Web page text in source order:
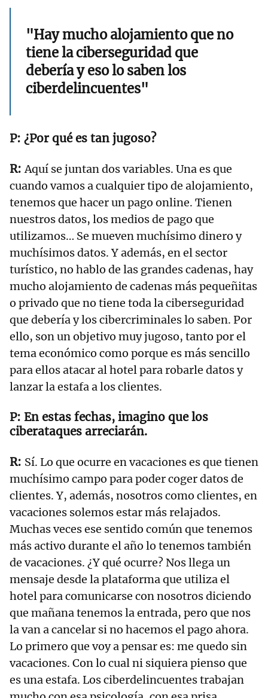
"Hay mucho alojamiento que no
tiene la ciberseguridad que
debería y eso lo saben los
ciberdelincuentes"
¿Por qué es tan jugoso?
Aquí se juntan dos variables. Una es que
cuando vamos a cualquier tipo de alojamiento,
tenemos que hacer un pago online. Tienen
nuestros datos, los medios de pago que
utilizamos… Se mueven muchísimo dinero y
muchísimos datos. Y además, en el sector
turístico, no hablo de las grandes cadenas, hay
mucho alojamiento de cadenas más pequeñitas
o privado que no tiene toda la ciberseguridad
que debería y los cibercriminales lo saben. Por
ello, son un objetivo muy jugoso, tanto por el
tema económico como porque es más sencillo
para ellos atacar al hotel para robarle datos y
lanzar la estafa a los clientes.
En estas fechas, imagino que los
ciberataques arreciarán.
Sí. Lo que ocurre en vacaciones es que tienen
muchísimo campo para poder coger datos de
clientes. Y, además, nosotros como clientes, en
vacaciones solemos estar más relajados.
Muchas veces ese sentido común que tenemos
más activo durante el año lo tenemos también
de vacaciones. ¿Y qué ocurre? Nos llega un
mensaje desde la plataforma que utiliza el
hotel para comunicarse con nosotros diciendo
que mañana tenemos la entrada, pero que nos
la van a cancelar si no hacemos el pago ahora.
Lo primero que voy a pensar es: me quedo sin
vacaciones. Con lo cual ni siquiera pienso que
es una estafa. Los ciberdelincuentes trabajan